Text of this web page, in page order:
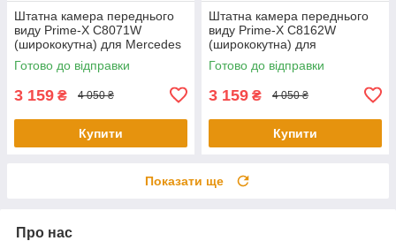
Штатна камера переднього
виду Prime-X С8071W
(ширококутна) для Mercedes
S-Class W222, V222, X222
2015-2017
Готово до відправки
3 159 ₴ 4 050 ₴
Купити
Штатна камера переднього
виду Prime-X C8162W
(ширококутна) для
Volkswagen Tiguan L 2016
2017
Готово до відправки
3 159 ₴ 4 050 ₴
Купити
Показати ще
Про нас